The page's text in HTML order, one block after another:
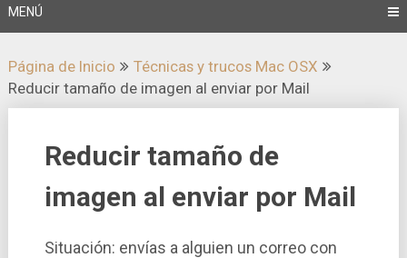
MENÚ
Página de Inicio
Técnicas y trucos Mac OSX
Reducir tamaño de imagen al enviar por Mail
Reducir tamaño de
imagen al enviar por Mail
Situación: enví­as a alguien un correo con